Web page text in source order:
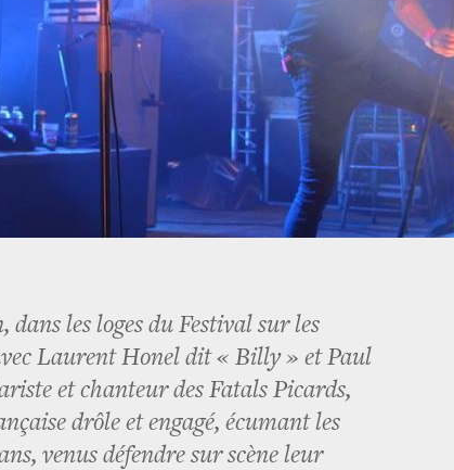
dans les loges du Festival sur les
Laurent Honel dit « Billy » et Paul
et chanteur des Fatals Picards,
drôle et engagé, écumant les
venus défendre sur scène leur